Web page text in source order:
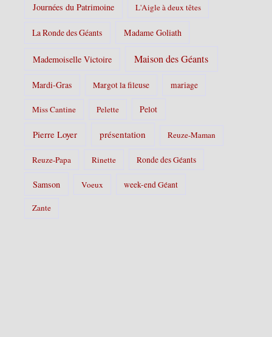
Journées du Patrimoine L'Aigle à deux têtes
La Ronde des Géants Madame Goliath
Mademoiselle Victoire Maison des Géants
Mardi-Gras Margot la fileuse mariage
Miss Cantine Pelette Pelot
Pierre Loyer présentation Reuze-Maman
Reuze-Papa Rinette Ronde des Géants
Samson Voeux week-end Géant
Zante